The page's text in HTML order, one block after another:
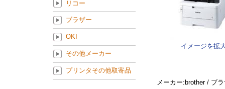
イメージを拡
メーカー:brother / ブ
リコー
ブラザー
OKI
その他メーカー
プリンタその他取寄品